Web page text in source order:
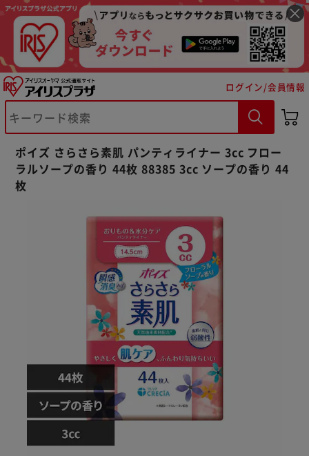
ログイン/会員情報
ポイズ さらさら素肌 パンティライナー 3cc フロー
ラルソープの香り 44枚 88385 3cc ソープの香り 44
枚
※ご確認ください